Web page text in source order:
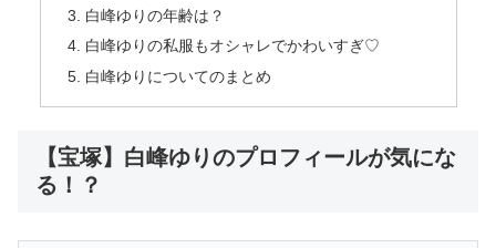
白峰ゆりの年齢は？
白峰ゆりの私服もオシャレでかわいすぎ♡
白峰ゆりについてのまとめ
【宝塚】白峰ゆりのプロフィールが気にな
る！？